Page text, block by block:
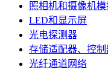
照相机和摄像机
LED和显示屏
光电探测器
存储适配器、控制
光纤通道网络